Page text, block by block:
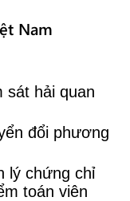
Nam
sát hải quan
đổi phương
lý chứng chỉ
toán viên